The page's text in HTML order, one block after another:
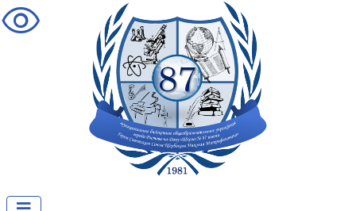
visibility